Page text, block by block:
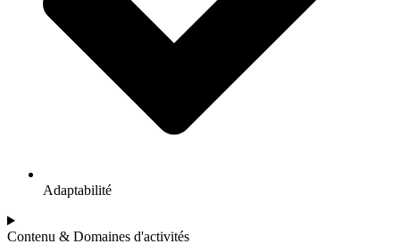
Adaptabilité
Contenu & Domaines d'activités